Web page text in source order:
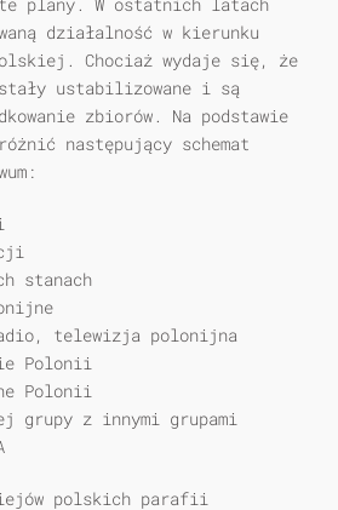
plany. W ostatnich latach
działalność w kierunku
Chociaż wydaje się, że
ustabilizowane i są
zbiorów. Na podstawie
następujący schemat
stanach
telewizja polonijna
Polonii
Polonii
grupy z innymi grupami
polskich parafii